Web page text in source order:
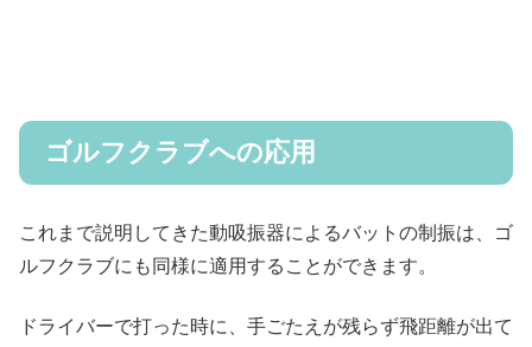
ゴルフクラブへの応用
これまで説明してきた動吸振器によるバットの制振は、ゴ
ルフクラブにも同様に適用することができます。
ドライバーで打った時に、手ごたえが残らず飛距離が出て